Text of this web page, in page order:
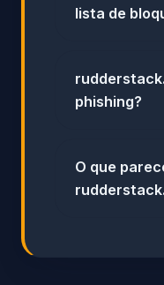
lista de
phishing?
O que